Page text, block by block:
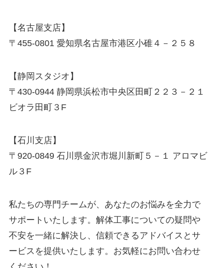
【名古屋支店】
〒455-0801 愛知県名古屋市港区小碓４－２５８
【静岡スタジオ】
〒430-0944 静岡県浜松市中央区田町２２３－２１
ビオラ田町３F
【石川支店】
〒920-0849 石川県金沢市堀川新町５－１ アロマビ
ル３F
私たちの専門チームが、あなたのお悩みを全力で
サポートいたします。解体工事についての疑問や
不安を一緒に解決し、信頼できるアドバイスとサ
ービスを提供いたします。お気軽にお問い合わせ